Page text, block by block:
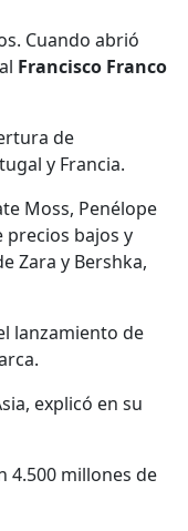
Cuando abrió
Francisco Franco
de
y Francia.
Moss, Penélope
precios bajos y
Zara y Bershka,
lanzamiento de
explicó en su
4.500 millones de